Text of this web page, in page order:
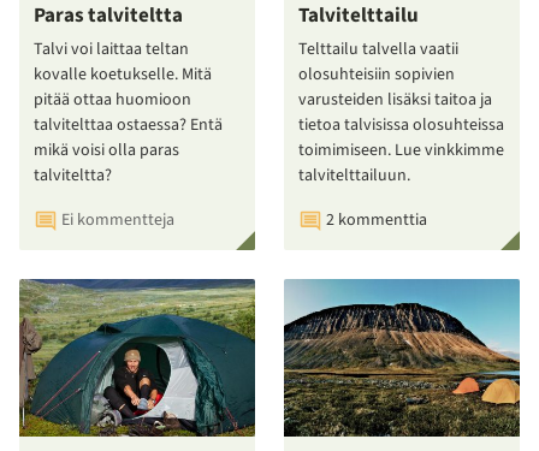
Paras talviteltta
Talvi voi laittaa teltan
kovalle koetukselle. Mitä
pitää ottaa huomioon
talvitelttaa ostaessa? Entä
mikä voisi olla paras
talviteltta?
Ei kommentteja
Talvitelttailu
Telttailu talvella vaatii
olosuhteisiin sopivien
varusteiden lisäksi taitoa ja
tietoa talvisissa olosuhteissa
toimimiseen. Lue vinkkimme
talvitelttailuun.
2 kommenttia